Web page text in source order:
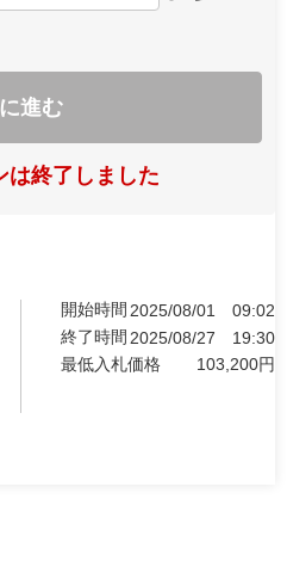
進む
は終了しました
開始時間 2025/08/01
09:02
終了時間 2025/08/27
19:30
最低入札価格
103,200円